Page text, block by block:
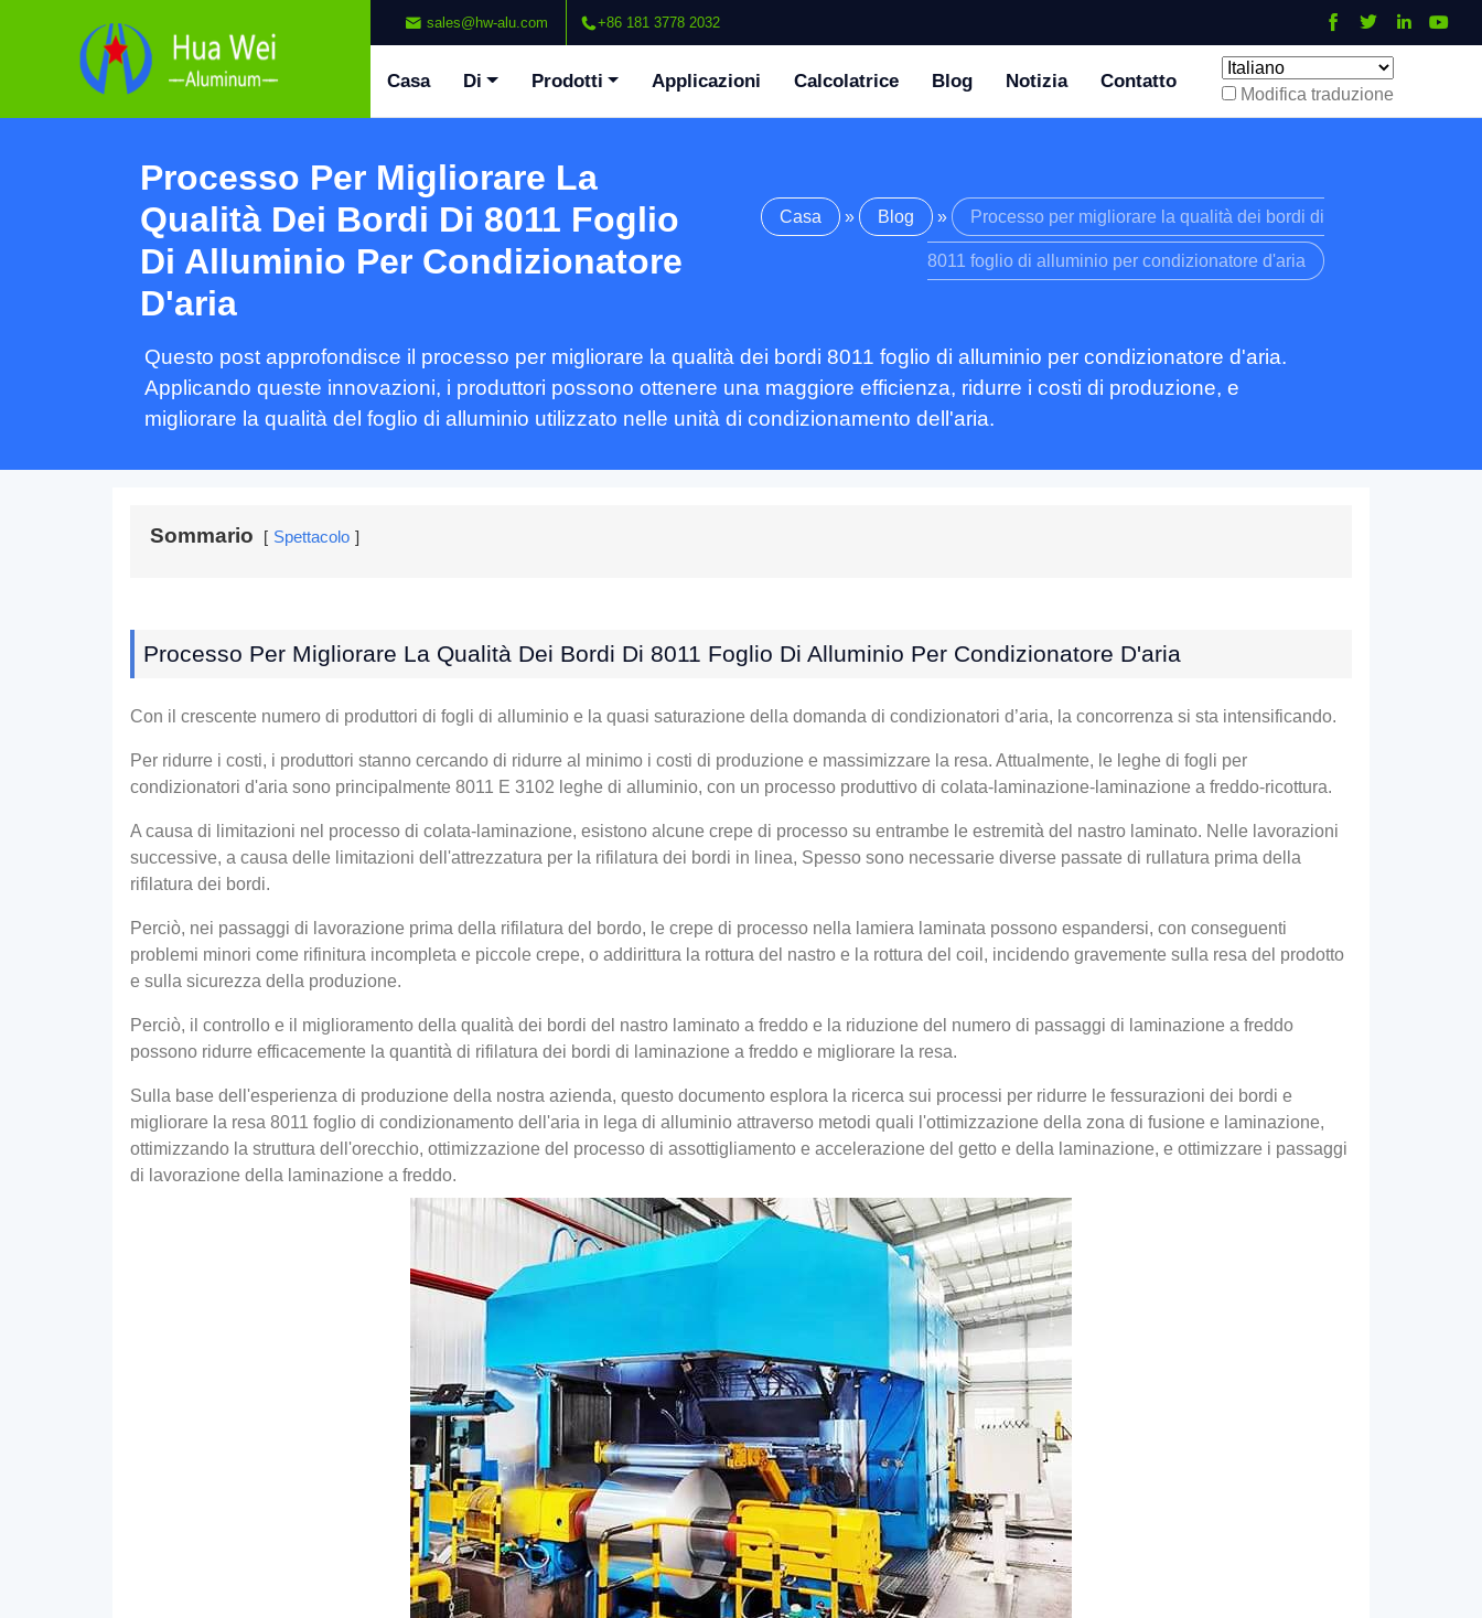
sales@hw-alu.com +86 181 3778 2032
Casa Di Prodotti Applicazioni Calcolatrice Blog Notizia Contatto
Modifica traduzione
Processo Per Migliorare La
Qualità Dei Bordi Di 8011 Foglio
Di Alluminio Per Condizionatore
D'aria
Casa » Blog » Processo per migliorare la qualità dei bordi di
8011 foglio di alluminio per condizionatore d'aria
Questo post approfondisce il processo per migliorare la qualità dei bordi 8011 foglio di alluminio per condizionatore d'aria.
Applicando queste innovazioni, i produttori possono ottenere una maggiore efficienza, ridurre i costi di produzione, e
migliorare la qualità del foglio di alluminio utilizzato nelle unità di condizionamento dell'aria.
Sommario Spettacolo
Processo Per Migliorare La Qualità Dei Bordi Di 8011 Foglio Di Alluminio Per Condizionatore D'aria
Con il crescente numero di produttori di fogli di alluminio e la quasi saturazione della domanda di condizionatori d’aria, la concorrenza si sta intensificando.
Per ridurre i costi, i produttori stanno cercando di ridurre al minimo i costi di produzione e massimizzare la resa. Attualmente, le leghe di fogli per
condizionatori d'aria sono principalmente 8011 E 3102 leghe di alluminio, con un processo produttivo di colata-laminazione-laminazione a freddo-ricottura.
A causa di limitazioni nel processo di colata-laminazione, esistono alcune crepe di processo su entrambe le estremità del nastro laminato. Nelle lavorazioni
successive, a causa delle limitazioni dell'attrezzatura per la rifilatura dei bordi in linea, Spesso sono necessarie diverse passate di rullatura prima della
rifilatura dei bordi.
Perciò, nei passaggi di lavorazione prima della rifilatura del bordo, le crepe di processo nella lamiera laminata possono espandersi, con conseguenti
problemi minori come rifinitura incompleta e piccole crepe, o addirittura la rottura del nastro e la rottura del coil, incidendo gravemente sulla resa del prodotto
e sulla sicurezza della produzione.
Perciò, il controllo e il miglioramento della qualità dei bordi del nastro laminato a freddo e la riduzione del numero di passaggi di laminazione a freddo
possono ridurre efficacemente la quantità di rifilatura dei bordi di laminazione a freddo e migliorare la resa.
Sulla base dell'esperienza di produzione della nostra azienda, questo documento esplora la ricerca sui processi per ridurre le fessurazioni dei bordi e
migliorare la resa 8011 foglio di condizionamento dell'aria in lega di alluminio attraverso metodi quali l'ottimizzazione della zona di fusione e laminazione,
ottimizzando la struttura dell'orecchio, ottimizzazione del processo di assottigliamento e accelerazione del getto e della laminazione, e ottimizzare i passaggi
di lavorazione della laminazione a freddo.